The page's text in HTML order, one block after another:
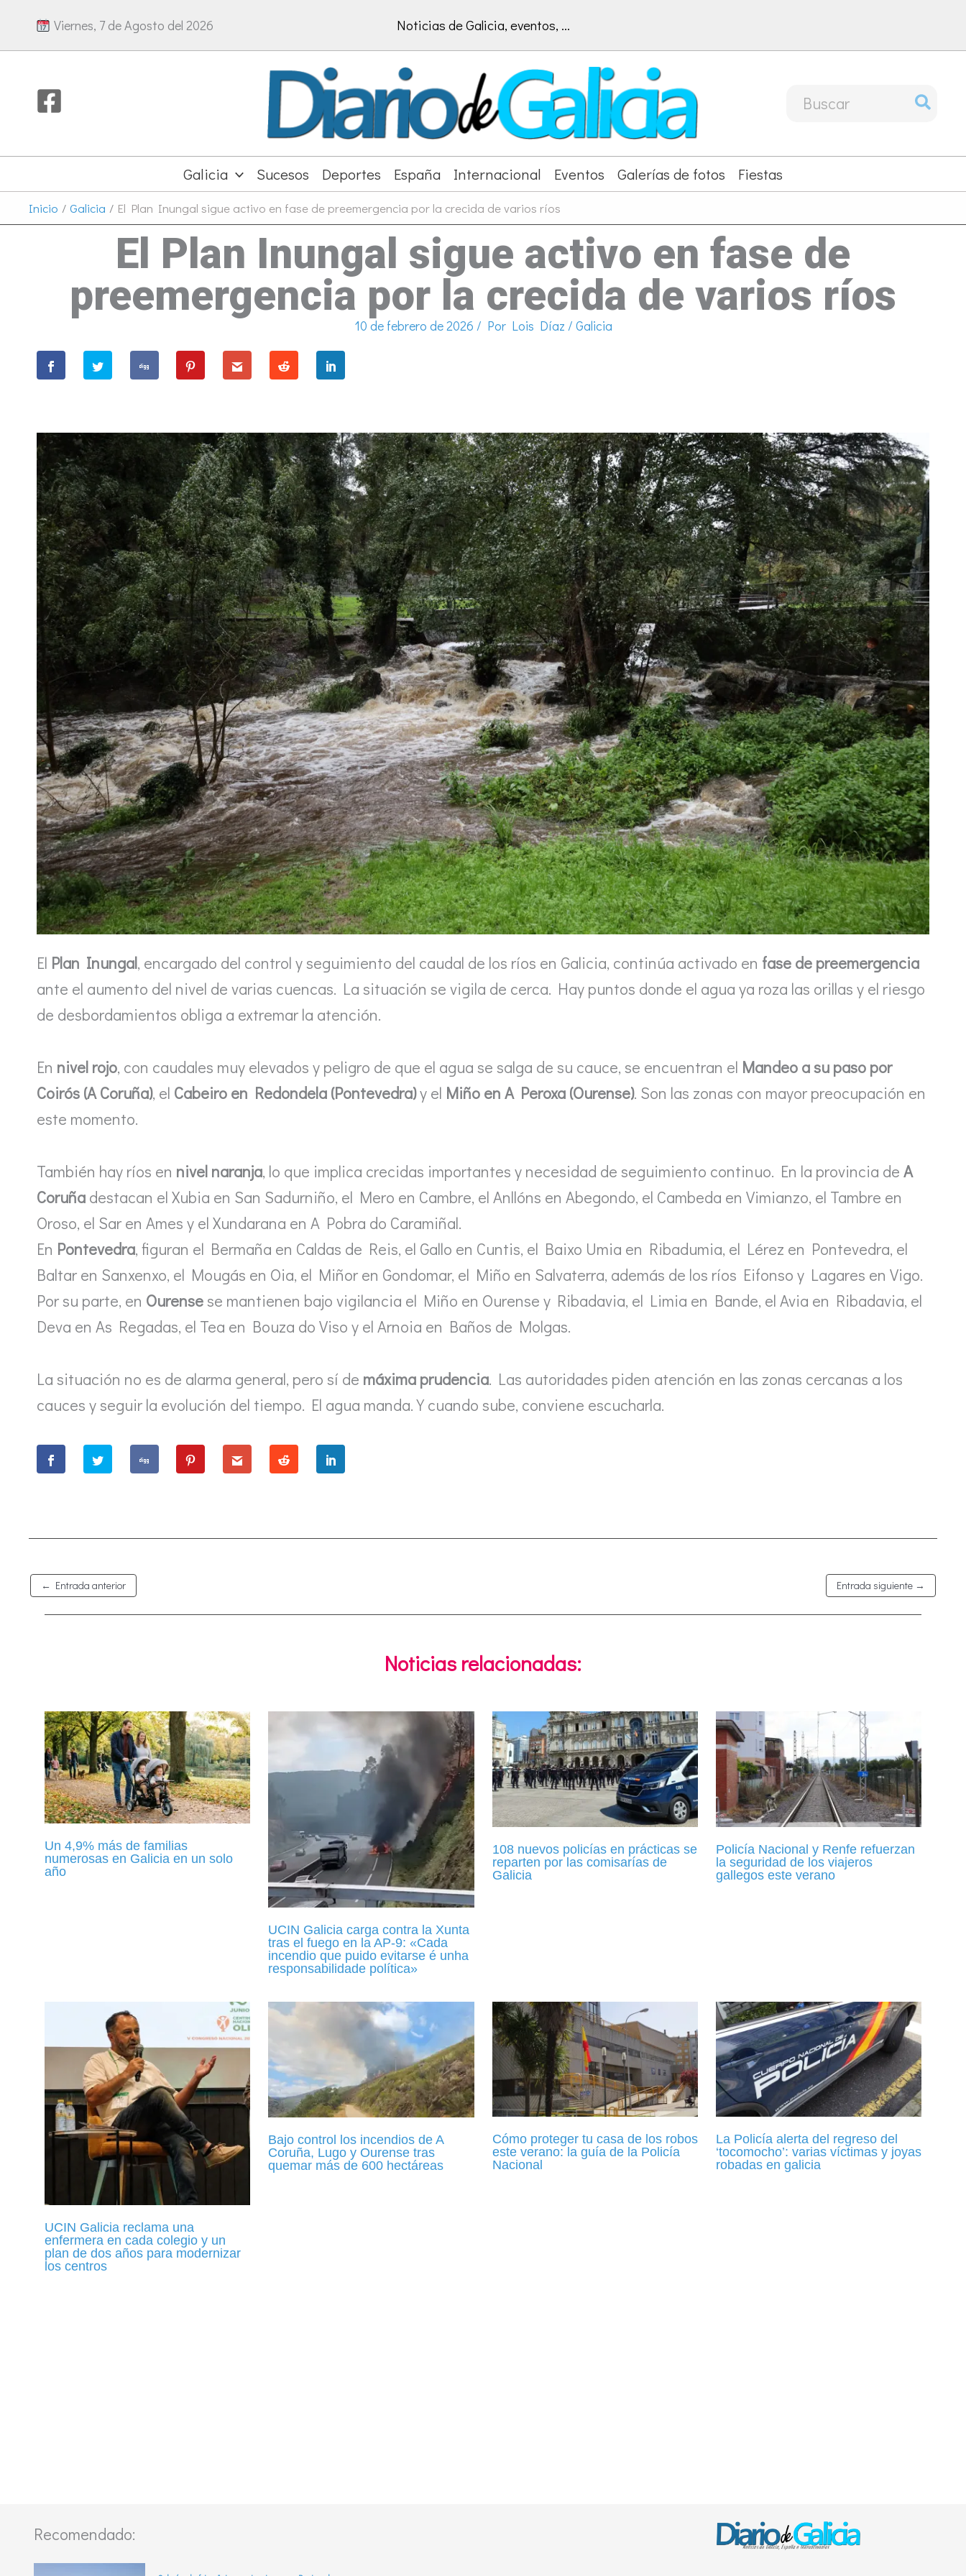
Viernes, 7 de Agosto del 2026 Noticias de Galicia, eventos, ...
Buscar
por:
Galicia Sucesos Deportes España Internacional Eventos Galerías de fotos Fiestas
Inicio Galicia El Plan Inungal sigue activo en fase de preemergencia por la crecida de varios ríos
El Plan Inungal sigue activo en fase de
preemergencia por la crecida de varios ríos
10 de febrero de 2026 / Por Lois Díaz / Galicia
El Plan Inungal, encargado del control y seguimiento del caudal de los ríos en Galicia, continúa activado en fase de preemergencia
ante el aumento del nivel de varias cuencas. La situación se vigila de cerca. Hay puntos donde el agua ya roza las orillas y el riesgo
de desbordamientos obliga a extremar la atención.
En nivel rojo, con caudales muy elevados y peligro de que el agua se salga de su cauce, se encuentran el Mandeo a su paso por
Coirós (A Coruña), el Cabeiro en Redondela (Pontevedra)y el Miño en A Peroxa (Ourense). Son las zonas con mayor preocupación en
este momento.
También hay ríos en nivel naranja, lo que implica crecidas importantes y necesidad de seguimiento continuo. En la provincia de A
Coruña destacan el Xubia en San Sadurniño, el Mero en Cambre, el Anllóns en Abegondo, el Cambeda en Vimianzo, el Tambre en
Oroso, el Sar en Ames y el Xundarana en A Pobra do Caramiñal.
En Pontevedra, figuran el Bermaña en Caldas de Reis, el Gallo en Cuntis, el Baixo Umia en Ribadumia, el Lérez en Pontevedra, el
Baltar en Sanxenxo, el Mougás en Oia, el Miñor en Gondomar, el Miño en Salvaterra, además de los ríos Eifonso y Lagares en Vigo.
Por su parte, en Ourensese mantienen bajo vigilancia el Miño en Ourense y Ribadavia, el Limia en Bande, el Avia en Ribadavia, el
Deva en As Regadas, el Tea en Bouza do Viso y el Arnoia en Baños de Molgas.
La situación no es de alarma general, pero sí de máxima prudencia. Las autoridades piden atención en las zonas cercanas a los
cauces y seguir la evolución del tiempo. El agua manda. Y cuando sube, conviene escucharla.
← Entrada anterior Entrada siguiente →
Noticias relacionadas:
Un 4,9% más de familias
numerosas en Galicia en un solo
año
UCIN Galicia carga contra la Xunta
tras el fuego en la AP-9: «Cada
incendio que puido evitarse é unha
responsabilidade política»
108 nuevos policías en prácticas se
reparten por las comisarías de
Galicia
Policía Nacional y Renfe refuerzan
la seguridad de los viajeros
gallegos este verano
UCIN Galicia reclama una
enfermera en cada colegio y un
plan de dos años para modernizar
los centros
Bajo control los incendios de A
Coruña, Lugo y Ourense tras
quemar más de 600 hectáreas
Cómo proteger tu casa de los robos
este verano: la guía de la Policía
Nacional
La Policía alerta del regreso del
‘tocomocho’: varias víctimas y joyas
robadas en galicia
Recomendado: